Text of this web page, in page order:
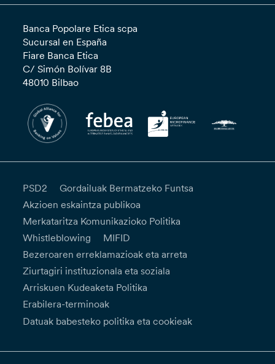
Banca Popolare Etica scpa
Sucursal en España
Fiare Banca Etica
C/ Simón Bolívar 8B
48010 Bilbao
PSD2
Gordailuak Bermatzeko Funtsa
Akzioen eskaintza publikoa
Merkataritza Komunikazioko Politika
Whistleblowing
MIFID
Bezeroaren erreklamazioak eta arreta
Ziurtagiri instituzionala eta soziala
Arriskuen Kudeaketa Politika
Erabilera-terminoak
Datuak babesteko politika eta cookieak